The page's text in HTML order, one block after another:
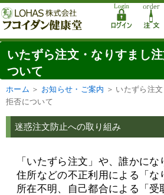
いたずら注文・なりすまし
ついて
ホーム ＞ お知らせ・ご案内 ＞ いたずら注
拒否について
迷惑注文防止への取り組み
「いたずら注文」や、誰かに
住所などの不正利用による「な
所在不明、自己都合による「受